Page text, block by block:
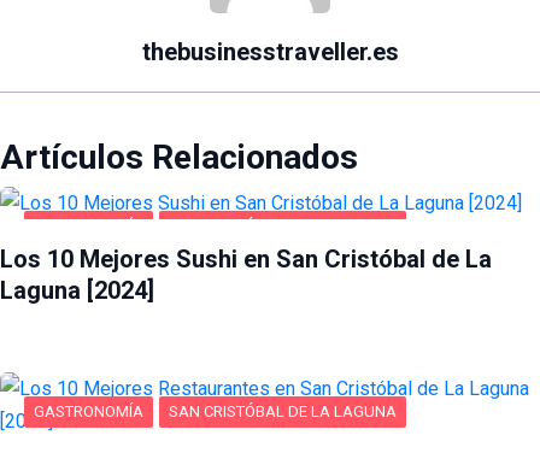
thebusinesstraveller.es
Artículos Relacionados
Los 10 Mejores Sushi en San Cristóbal de La
Laguna [2024]
GASTRONOMÍA SAN CRISTÓBAL DE LA LAGUNA